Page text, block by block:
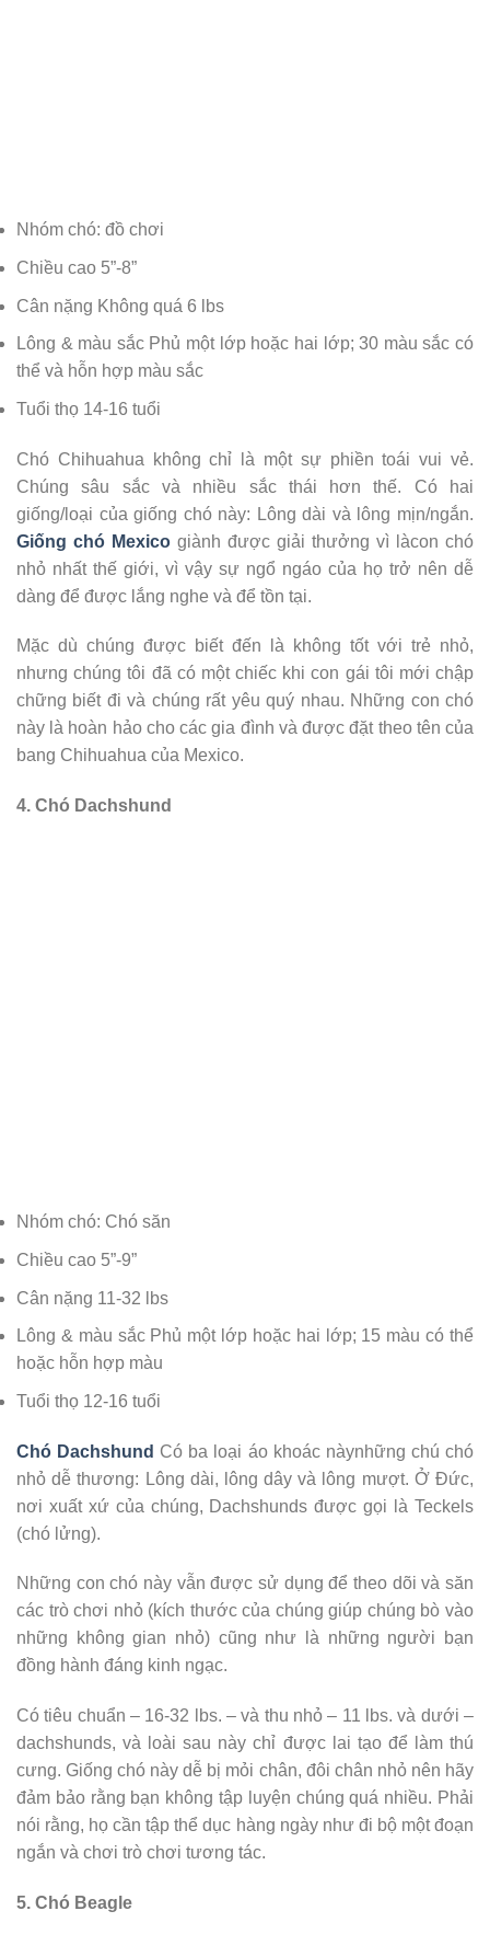
Nhóm chó: đồ chơi
Chiều cao 5”-8”
Cân nặng Không quá 6 lbs
Lông & màu sắc Phủ một lớp hoặc hai lớp; 30 màu sắc có
thể và hỗn hợp màu sắc
Tuổi thọ 14-16 tuổi
Chó Chihuahua không chỉ là một sự phiền toái vui vẻ.
Chúng sâu sắc và nhiều sắc thái hơn thế. Có hai
giống/loại của giống chó này: Lông dài và lông mịn/ngắn.
Giống chó Mexico giành được giải thưởng vì làcon chó
nhỏ nhất thế giới, vì vậy sự ngổ ngáo của họ trở nên dễ
dàng để được lắng nghe và để tồn tại.
Mặc dù chúng được biết đến là không tốt với trẻ nhỏ,
nhưng chúng tôi đã có một chiếc khi con gái tôi mới chập
chững biết đi và chúng rất yêu quý nhau. Những con chó
này là hoàn hảo cho các gia đình và được đặt theo tên của
bang Chihuahua của Mexico.
4. Chó Dachshund
Nhóm chó: Chó săn
Chiều cao 5”-9”
Cân nặng 11-32 lbs
Lông & màu sắc Phủ một lớp hoặc hai lớp; 15 màu có thể
hoặc hỗn hợp màu
Tuổi thọ 12-16 tuổi
Chó Dachshund Có ba loại áo khoác nàynhững chú chó
nhỏ dễ thương: Lông dài, lông dây và lông mượt. Ở Đức,
nơi xuất xứ của chúng, Dachshunds được gọi là Teckels
(chó lửng).
Những con chó này vẫn được sử dụng để theo dõi và săn
các trò chơi nhỏ (kích thước của chúng giúp chúng bò vào
những không gian nhỏ) cũng như là những người bạn
đồng hành đáng kinh ngạc.
Có tiêu chuẩn – 16-32 lbs. – và thu nhỏ – 11 lbs. và dưới –
dachshunds, và loài sau này chỉ được lai tạo để làm thú
cưng. Giống chó này dễ bị mỏi chân, đôi chân nhỏ nên hãy
đảm bảo rằng bạn không tập luyện chúng quá nhiều. Phải
nói rằng, họ cần tập thể dục hàng ngày như đi bộ một đoạn
ngắn và chơi trò chơi tương tác.
5. Chó Beagle